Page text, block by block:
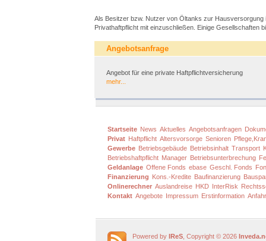
Als Besitzer bzw. Nutzer von Öltanks zur
Privathaftpflicht mit einzuschließen. Einige Gesellschaften
Angebotsanfrage
Angebot für eine private Haftpflichtversicherung
mehr...
Startseite News Aktuelles Angebotsanfragen
Privat Haftpflicht Altersvorsorge Senioren
Gewerbe Betriebsgebäude Betriebsinhalt Transport
Betriebshaftpflicht Manager Betriebsunterbrechung
Geldanlage Offene Fonds ebase Geschl. Fonds
Finanzierung Kons.-Kredite Baufinanzierung
Onlinerechner Auslandreise HKD InterRisk
Kontakt Angebote Impressum Erstinformation
Powered by IReS , Copyright © 2026